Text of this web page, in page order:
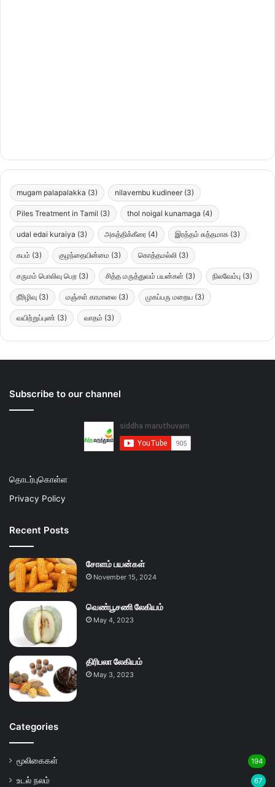
mugam palapalakka (3) nilavembu kudineer (3)
Piles Treatment in Tamil (3) thol noigal kunamaga (4)
udal edai kuraiya (3) அகத்திக்கீரை (4) இரத்தம் சுத்தமாக (3)
கபம் (3) குழந்தையின்மை (3) கொத்தமல்லி (3)
சருமம் பொலிவு பெற (3) சித்த மருத்துவம் பயன்கள் (3) நிலவேம்பு (3)
நீரிழிவு (3) மஞ்சள் காமாலை (3) முகப்பரு மறைய (3)
வயிற்றுப்புண் (3) வாதம் (3)
Subscribe to our channel
தொடர்புகொள்ள
Privacy Policy
Recent Posts
சோளம் பயன்கள்
November 15, 2024
வெண்பூசணி லேகியம்
May 4, 2023
திரிபலா லேகியம்
May 3, 2023
Categories
மூலிகைகள் 194
உடல் நலம் 67